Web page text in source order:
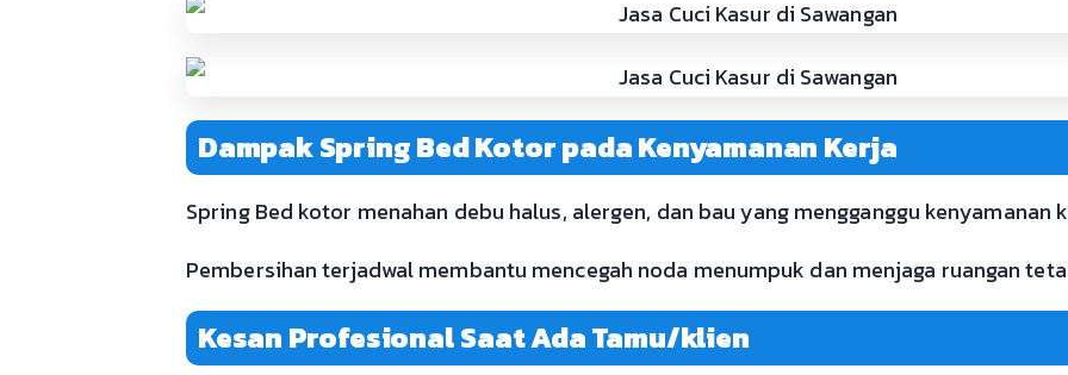
Dampak Spring Bed Kotor pada Kenyamanan Kerja
Spring Bed kotor menahan debu halus, alergen, dan bau yang mengganggu kenyamanan
Pembersihan terjadwal membantu mencegah noda menumpuk dan menjaga ruangan
Kesan Profesional Saat Ada Tamu/klien